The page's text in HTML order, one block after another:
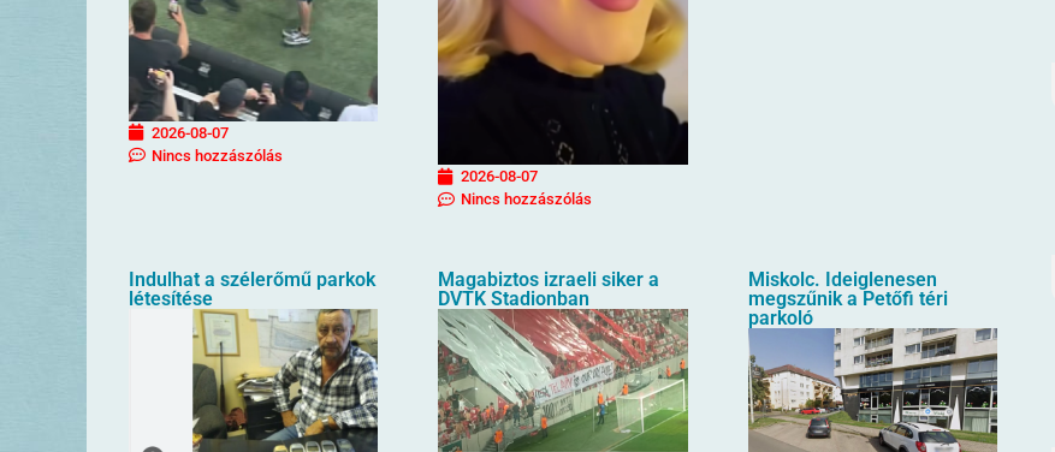
2026-08-07
Nincs hozzászólás
2026-08-07
Nincs hozzászólás
Indulhat a szélerőmű parkok
létesítése
Magabiztos izraeli siker a
DVTK Stadionban
Miskolc. Ideiglenesen
megszűnik a Petőfi téri
parkoló